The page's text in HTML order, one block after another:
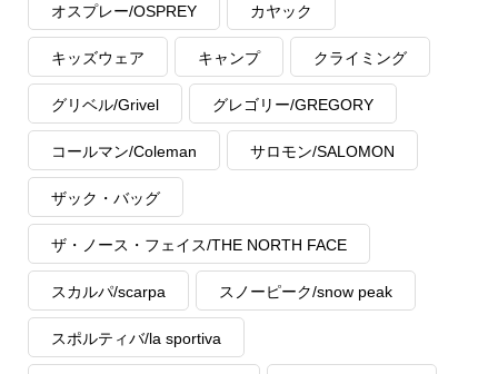
オスプレー/OSPREY カヤック
キッズウェア キャンプ クライミング
グリベル/Grivel グレゴリー/GREGORY
コールマン/Coleman サロモン/SALOMON
ザック・バッグ
ザ・ノース・フェイス/THE NORTH FACE
スカルパ/scarpa スノーピーク/snow peak
スポルティバ/la sportiva